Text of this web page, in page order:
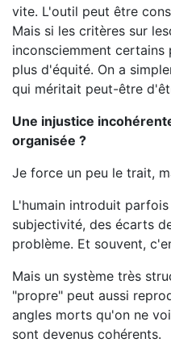
vite. L'outil peut être
Mais si les critères sur
inconsciemment
plus d'équité. On a
qui méritait peut-être
Une injustice
organisée ?
Je force un peu le trait,
L'humain introduit
subjectivité, des écarts
problème. Et souvent,
Mais un système très
"propre" peut aussi
angles morts qu'on ne
sont devenus cohérents.